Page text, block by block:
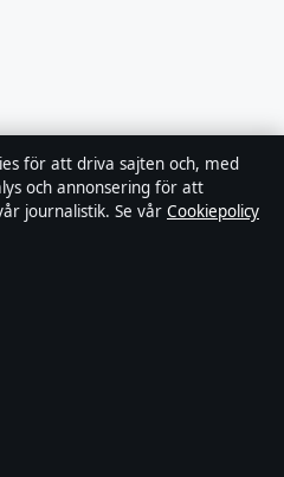
för att driva sajten och, med
och annonsering för att
journalistik. Se vår Cookiepolicy